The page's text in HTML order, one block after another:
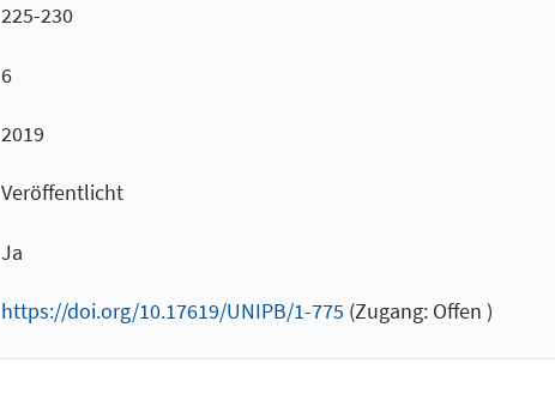
225-230
6
2019
Veröffentlicht
Ja
https://doi.org/10.17619/UNIPB/1-775 (Zugang: Offen )